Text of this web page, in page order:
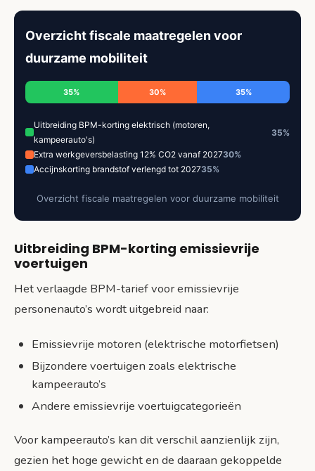
Overzicht fiscale maatregelen voor
duurzame mobiliteit
35% 30% 35%
Uitbreiding BPM-korting elektrisch (motoren,
kampeerauto's)
35%
Extra werkgeversbelasting 12% CO2 vanaf 202730%
Accijnskorting brandstof verlengd tot 202735%
Overzicht fiscale maatregelen voor duurzame mobiliteit
Uitbreiding BPM-korting emissievrije
voertuigen
Het verlaagde BPM-tarief voor emissievrije
personenauto’s wordt uitgebreid naar:
Emissievrije motoren (elektrische motorfietsen)
Bijzondere voertuigen zoals elektrische
kampeerauto’s
Andere emissievrije voertuigcategorieën
Voor kampeerauto’s kan dit verschil aanzienlijk zijn,
gezien het hoge gewicht en de daaraan gekoppelde